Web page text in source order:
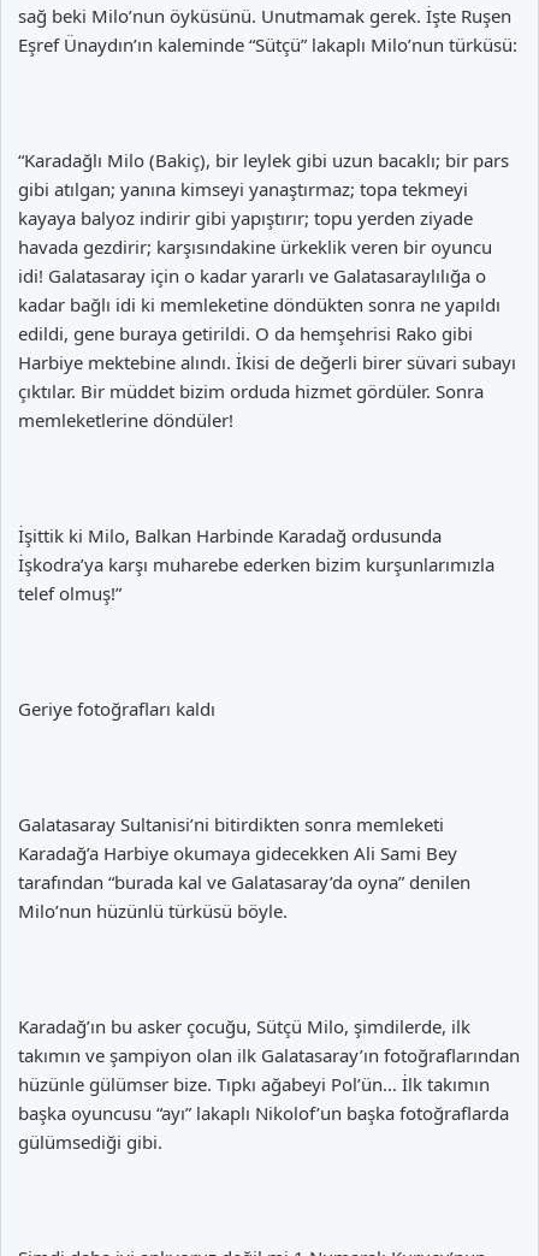
sağ beki Milo’nun öyküsünü. Unutmamak gerek. İşte Ruşen
Eşref Ünaydın’ın kaleminde “Sütçü” lakaplı Milo’nun türküsü:
“Karadağlı Milo (Bakiç), bir leylek gibi uzun bacaklı; bir pars
gibi atılgan; yanına kimseyi yanaştırmaz; topa tekmeyi
kayaya balyoz indirir gibi yapıştırır; topu yerden ziyade
havada gezdirir; karşısındakine ürkeklik veren bir oyuncu
idi! Galatasaray için o kadar yararlı ve Galatasaraylılığa o
kadar bağlı idi ki memleketine döndükten sonra ne yapıldı
edildi, gene buraya getirildi. O da hemşehrisi Rako gibi
Harbiye mektebine alındı. İkisi de değerli birer süvari subayı
çıktılar. Bir müddet bizim orduda hizmet gördüler. Sonra
memleketlerine döndüler!
İşittik ki Milo, Balkan Harbinde Karadağ ordusunda
İşkodra’ya karşı muharebe ederken bizim kurşunlarımızla
telef olmuş!”
Geriye fotoğrafları kaldı
Galatasaray Sultanisi’ni bitirdikten sonra memleketi
Karadağ’a Harbiye okumaya gidecekken Ali Sami Bey
tarafından “burada kal ve Galatasaray’da oyna” denilen
Milo’nun hüzünlü türküsü böyle.
Karadağ’ın bu asker çocuğu, Sütçü Milo, şimdilerde, ilk
takımın ve şampiyon olan ilk Galatasaray’ın fotoğraflarından
hüzünle gülümser bize. Tıpkı ağabeyi Pol’ün… İlk takımın
başka oyuncusu “ayı” lakaplı Nikolof’un başka fotoğraflarda
gülümsediği gibi.